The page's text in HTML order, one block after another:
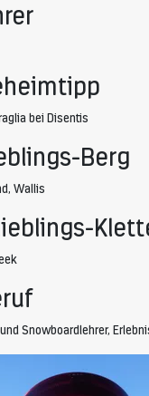
bei Disentis
Berg
Wallis
Snowboardlehrer,